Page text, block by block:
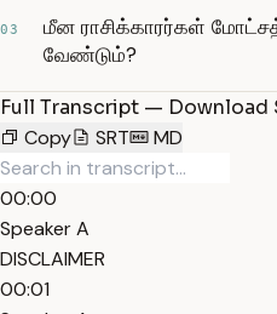
03
மீன ராசிக்காரர்கள்
வேண்டும்?
Full Transcript — Download
Copy
SRT MD
00:00
Speaker A
DISCLAIMER
00:01